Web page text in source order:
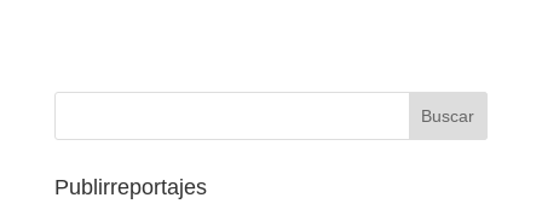
Publirreportajes